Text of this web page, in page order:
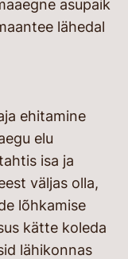
asupaik
lähedal
ehitamine
elu
isa ja
väljas olla,
lõhkamise
kätte koleda
lähikonnas